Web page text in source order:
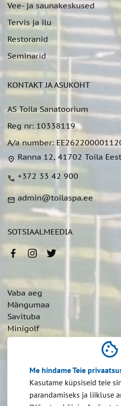
Vee- ja saunakeskused
Tervis ja ilu
Restoranid
Seminarid
KONTAKT JA ASUKOHT
AS Toila Sanatoorium
Reg nr: 10338119
A/a number:
location_on Ranna 12, 41702 Toila
call +372 33 42 900
mail admin@toilaspa.ee
SOTSIAALMEEDIA
Vaba aeg
Mängumaa
Savituba
Minigolf
Kämping
Privaatsuspoliitika
cookie
Me hindame Teie
Kasutame küpsiseid teie
parandamiseks ja liikluse